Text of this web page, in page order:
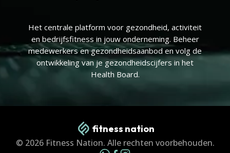
Het centrale platform voor gezondheid, activiteit
en bedrijfsfitness in jouw onderneming. Beheer
medewerkers en gezondheidsaanbod en volg de
ontwikkeling van je gezondheidscijfers in het
Health Board.
fitness nation
© 2026 Fitness Nation. Alle rechten voorbehouden.